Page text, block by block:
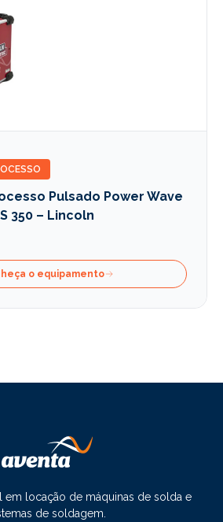
Pulsado Power Wave
S 350 – Lincoln
o equipamento
em locação de máquinas de solda e
de soldagem.